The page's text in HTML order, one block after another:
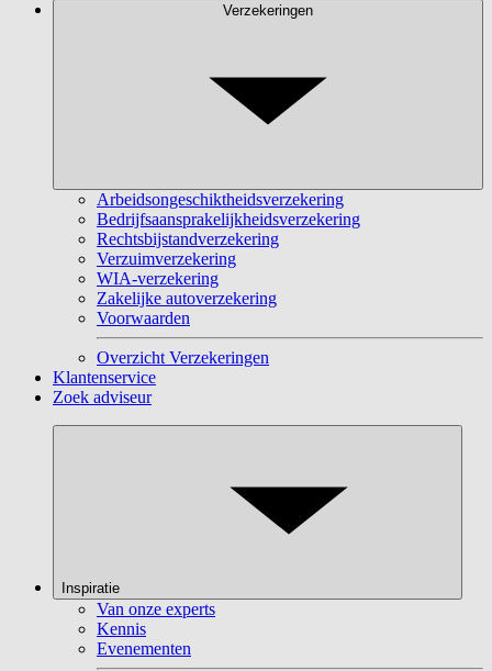
Verzekeringen
Arbeidsongeschiktheidsverzekering
Bedrijfsaansprakelijkheidsverzekering
Rechtsbijstandverzekering
Verzuimverzekering
WIA-verzekering
Zakelijke autoverzekering
Voorwaarden
Overzicht Verzekeringen
Klantenservice
Zoek adviseur
Inspiratie
Van onze experts
Kennis
Evenementen